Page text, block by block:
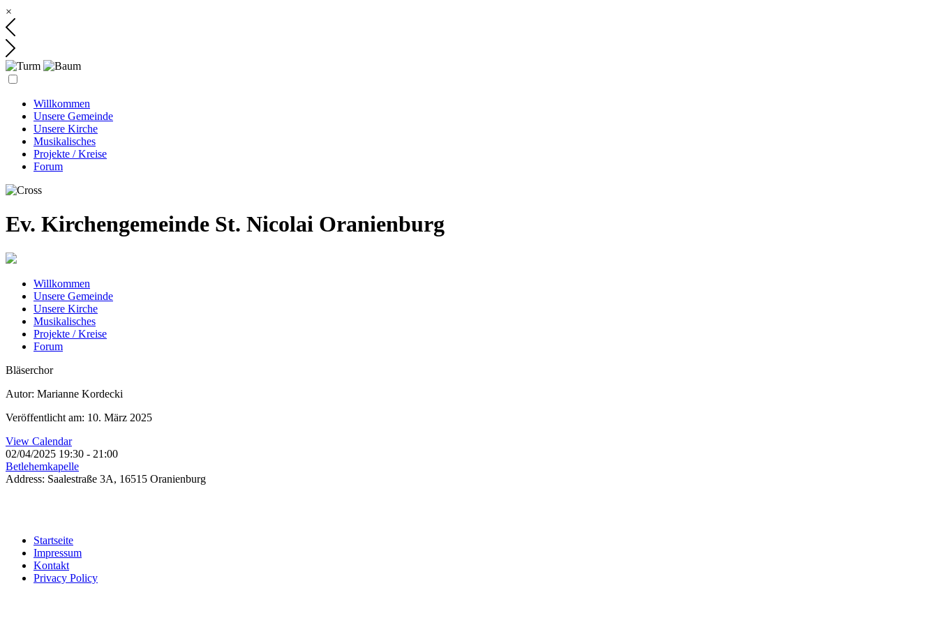
×
Willkommen
Unsere Gemeinde
Unsere Kirche
Musikalisches
Projekte / Kreise
Forum
Ev. Kirchengemeinde St. Nicolai Oranienburg
Willkommen
Unsere Gemeinde
Unsere Kirche
Musikalisches
Projekte / Kreise
Forum
Bläserchor
Autor: Marianne Kordecki
Veröffentlicht am: 10. März 2025
View Calendar
02/04/2025 19:30 - 21:00
Betlehemkapelle
Address: Saalestraße 3A, 16515 Oranienburg
Startseite
Impressum
Kontakt
Privacy Policy